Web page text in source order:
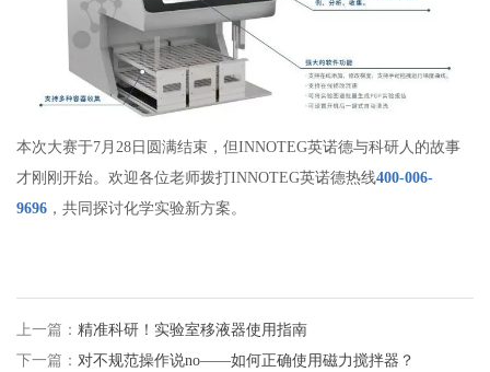
本次大赛于7月28日圆满结束，但INNOTEG英诺德与科研人的故事
才刚刚开始。欢迎各位老师拨打INNOTEG英诺德热线400-006-
9696 ，共同探讨化学实验新方案。
上一篇： 精准科研！实验室移液器使用指南
下一篇： 对不规范操作说no——如何正确使用磁力搅拌器？